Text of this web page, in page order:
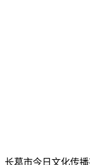
长葛市今日文化传